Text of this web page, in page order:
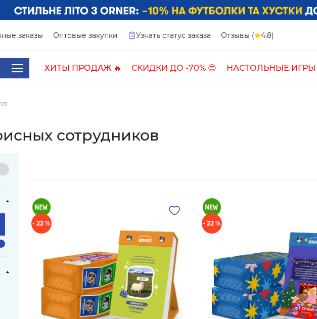
заказы Оптовые закупки Узнать статус заказа Отзывы ( 4.8)
ХИТЫ ПРОДАЖ 🔥 СКИДКИ ДО -70% 😍 НАСТОЛЬНЫЕ ИГРЫ
сотрудников
- 22 % - 22 %